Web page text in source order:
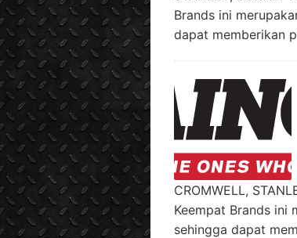
Brands ini
dapat memberikan
CROMWELL,
Keempat Brands ini
sehingga dapat